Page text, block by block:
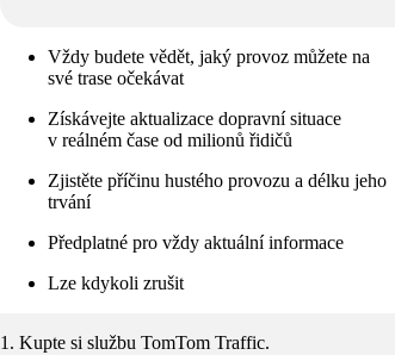
Vždy budete vědět, jaký provoz můžete na
své trase očekávat
Získávejte aktualizace dopravní situace
v reálném čase od milionů řidičů
Zjistěte příčinu hustého provozu a délku jeho
trvání
Předplatné pro vždy aktuální informace
Lze kdykoli zrušit
1. Kupte si službu TomTom Traffic.